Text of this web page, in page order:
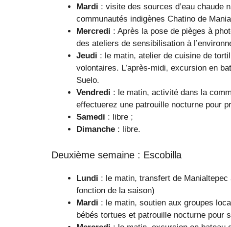
Mardi : visite des sources d’eau chaude
communautés indigènes Chatino de
Mercredi : Après la pose de pièges à
des ateliers de sensibilisation à
Jeudi : le matin, atelier de cuisine de
volontaires. L’après-midi, excursion en
Suelo.
Vendredi : le matin, activité dans la
effectuerez une patrouille nocturne pour
Samedi : libre ;
Dimanche: libre.
Deuxième semaine : Escobilla
Lundi : le matin, transfert de
fonction de la saison)
Mardi : le matin, soutien aux groupes
bébés tortues et patrouille nocturne pour